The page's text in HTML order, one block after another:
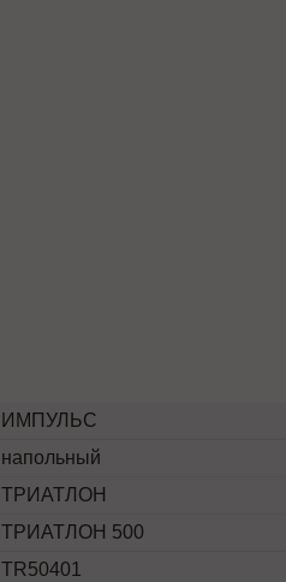
ИМПУЛЬС
напольный
ТРИАТЛОН
ТРИАТЛОН 500
TR50401